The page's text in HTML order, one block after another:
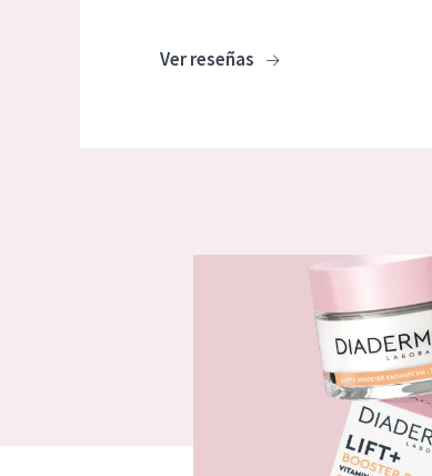
Ver reseñas